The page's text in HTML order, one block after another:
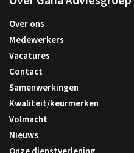
Over ons
Medewerkers
Vacatures
Contact
Samenwerkingen
Kwaliteit/keurmerken
Volmacht
Nieuws